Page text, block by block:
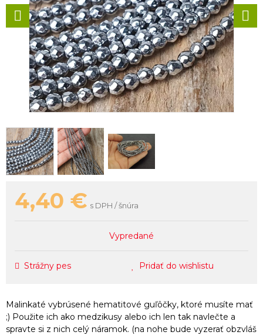
4,40 € s DPH / šnúra
Vypredané
Strážny pes Pridať do wishlistu
Malinkaté vybrúsené hematitové guľôčky, ktoré musíte mať
;) Použite ich ako medzikusy alebo ich len tak navlečte a
spravte si z nich celý náramok. (na nohe bude vyzerať obzvláš